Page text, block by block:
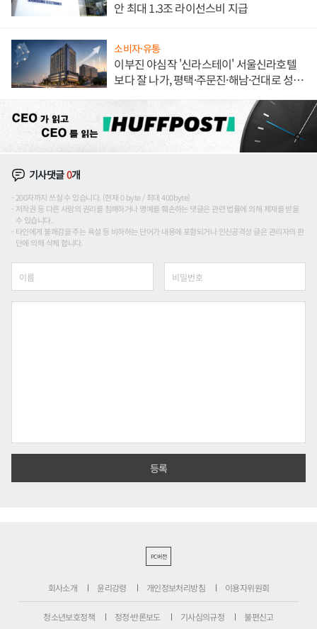
안 최대 1.3조 라이선스비 지급
소비자·유통
이부진 야심작 '신라스테이' 서울신라호텔
보다 잘 나가, 평택·주문진·해남·건대로 성
기사댓글0개
200자까지 쓰실 수 있습니다. (현재 0 byte / 최대 400byte)
저작권 등 다른 사람의 권리를 침해하거나 명예를 훼손하는 댓글은 관련 법률에 의해 제재를 받을
수 있습니다.
타인에게 불쾌감을 주는 욕설 등 비하하는 단어가 내용에 포함되거나 인신공격성 글은 관리자의 판
단에 의해 삭제 합니다.
PC버전
회사소개 윤리강령 개인정보처리방침 이용자위원회
청소년보호정책 정정·반론보도 기사심의규정 불편신고